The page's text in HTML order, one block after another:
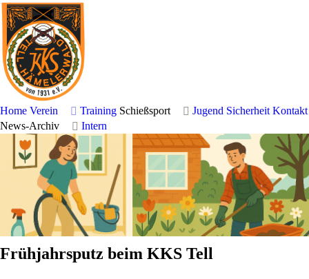
Home Verein Training Schießsport Jugend Sicherheit Kontakt
News-Archiv
Intern
Frühjahrsputz beim KKS Tell